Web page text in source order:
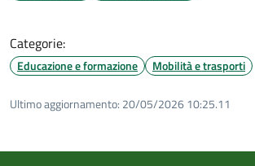
Categorie:
Educazione e formazione Mobilità e trasporti
Ultimo aggiornamento: 20/05/2026 10:25.11